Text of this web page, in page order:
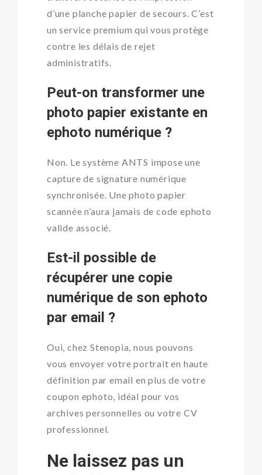
d’une planche papier de secours. C’est
un service premium qui vous protège
contre les délais de rejet
administratifs.
Peut-on transformer une
photo papier existante en
ephoto numérique ?
Non. Le système ANTS impose une
capture de signature numérique
synchronisée. Une photo papier
scannée n’aura jamais de code ephoto
valide associé.
Est-il possible de
récupérer une copie
numérique de son ephoto
par email ?
Oui, chez Stenopia, nous pouvons
vous envoyer votre portrait en haute
définition par email en plus de votre
coupon ephoto, idéal pour vos
archives personnelles ou votre CV
professionnel.
Ne laissez pas un